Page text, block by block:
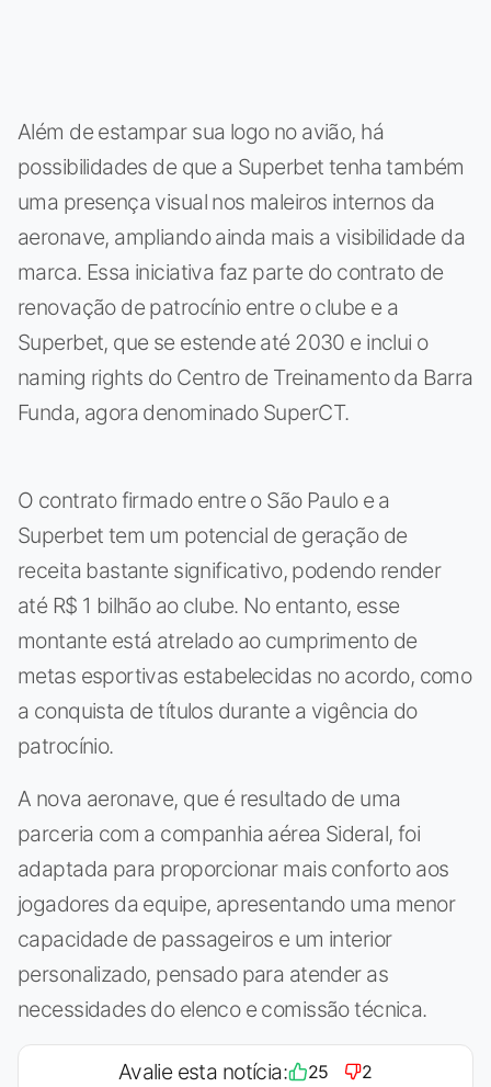
Além de estampar sua logo no avião, há
possibilidades de que a Superbet tenha também
uma presença visual nos maleiros internos da
aeronave, ampliando ainda mais a visibilidade da
marca. Essa iniciativa faz parte do contrato de
renovação de patrocínio entre o clube e a
Superbet, que se estende até 2030 e inclui o
naming rights do Centro de Treinamento da Barra
Funda, agora denominado SuperCT.
O contrato firmado entre o São Paulo e a
Superbet tem um potencial de geração de
receita bastante significativo, podendo render
até R$ 1 bilhão ao clube. No entanto, esse
montante está atrelado ao cumprimento de
metas esportivas estabelecidas no acordo, como
a conquista de títulos durante a vigência do
patrocínio.
A nova aeronave, que é resultado de uma
parceria com a companhia aérea Sideral, foi
adaptada para proporcionar mais conforto aos
jogadores da equipe, apresentando uma menor
capacidade de passageiros e um interior
personalizado, pensado para atender as
necessidades do elenco e comissão técnica.
Avalie esta notícia: 25 2